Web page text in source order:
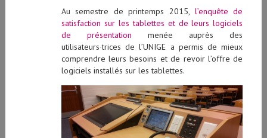
Au semestre de printemps 2015, l’enquête de
satisfaction sur les tablettes et de leurs logiciels
de présentation menée auprès des
utilisateurs∙trices de l’UNIGE a permis de mieux
comprendre leurs besoins et de revoir l’offre de
logiciels installés sur les tablettes.